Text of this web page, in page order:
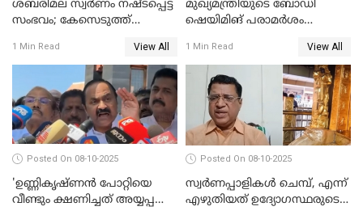
ശബരിമല സ്വര്‍ണം നഷ്ടപ്പെട്ട
സംഭവം; കേസെടുത്ത്
ഉത്തരവിട്ട് ഹൈക്കോടതി
WATCH VIDEO
1 Min Read View All
മുഖ്യമന്ത്രിയുടെ ബോഡി
ഷെയിമിങ് പരാമര്‍ശം
പ്രതിപക്ഷം WATCH VIDEO
1 Min Read View All
Posted On 08-10-2025
'ഉണ്ണികൃഷ്ണന്‍ പോറ്റിയെ
വീണ്ടും ക്ഷണിച്ചത് അയ്യപ്പ
Posted On 08-10-2025
സ്വർണപ്പാളികൾ ചെമ്പ്, എന്ന്
എഴുതിയത് ഉദ്യോഗസ്ഥരുടെ